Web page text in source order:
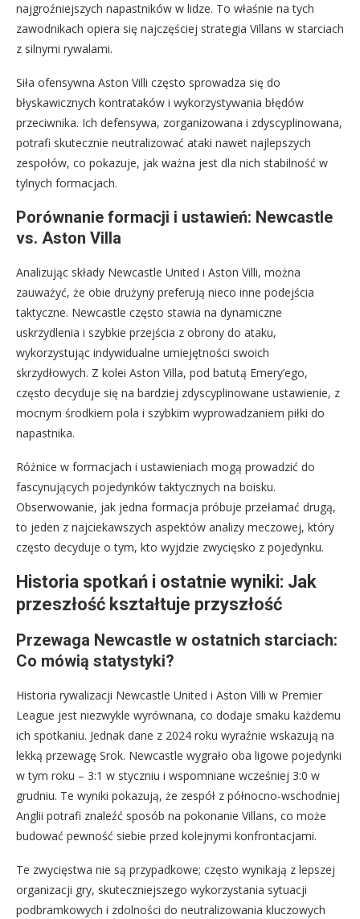
najgroźniejszych napastników w lidze. To właśnie na tych
zawodnikach opiera się najczęściej strategia Villans w starciach
z silnymi rywalami.
Siła ofensywna Aston Villi często sprowadza się do
błyskawicznych kontrataków i wykorzystywania błędów
przeciwnika. Ich defensywa, zorganizowana i zdyscyplinowana,
potrafi skutecznie neutralizować ataki nawet najlepszych
zespołów, co pokazuje, jak ważna jest dla nich stabilność w
tylnych formacjach.
Porównanie formacji i ustawień: Newcastle
vs. Aston Villa
Analizując składy Newcastle United i Aston Villi, można
zauważyć, że obie drużyny preferują nieco inne podejścia
taktyczne. Newcastle często stawia na dynamiczne
uskrzydlenia i szybkie przejścia z obrony do ataku,
wykorzystując indywidualne umiejętności swoich
skrzydłowych. Z kolei Aston Villa, pod batutą Emery’ego,
często decyduje się na bardziej zdyscyplinowane ustawienie, z
mocnym środkiem pola i szybkim wyprowadzaniem piłki do
napastnika.
Różnice w formacjach i ustawieniach mogą prowadzić do
fascynujących pojedynków taktycznych na boisku.
Obserwowanie, jak jedna formacja próbuje przełamać drugą,
to jeden z najciekawszych aspektów analizy meczowej, który
często decyduje o tym, kto wyjdzie zwycięsko z pojedynku.
Historia spotkań i ostatnie wyniki: Jak
przeszłość kształtuje przyszłość
Przewaga Newcastle w ostatnich starciach:
Co mówią statystyki?
Historia rywalizacji Newcastle United i Aston Villi w Premier
League jest niezwykle wyrównana, co dodaje smaku każdemu
ich spotkaniu. Jednak dane z 2024 roku wyraźnie wskazują na
lekką przewagę Srok. Newcastle wygrało oba ligowe pojedynki
w tym roku – 3:1 w styczniu i wspomniane wcześniej 3:0 w
grudniu. Te wyniki pokazują, że zespół z północno-wschodniej
Anglii potrafi znaleźć sposób na pokonanie Villans, co może
budować pewność siebie przed kolejnymi konfrontacjami.
Te zwycięstwa nie są przypadkowe; często wynikają z lepszej
organizacji gry, skuteczniejszego wykorzystania sytuacji
podbramkowych i zdolności do neutralizowania kluczowych